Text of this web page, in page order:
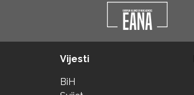
Vijesti
BiH